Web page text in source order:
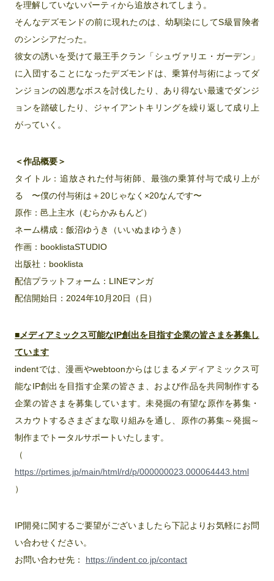
を理解していないパーティから追放されてしまう。
そんなデズモンドの前に現れたのは、幼馴染にしてS級冒険者
のシンシアだった。
彼女の誘いを受けて最王手クラン「シュヴァリエ・ガーデン」
に入団することになったデズモンドは、乗算付与術によってダ
ンジョンの凶悪なボスを討伐したり、あり得ない最速でダンジ
ョンを踏破したり、ジャイアントキリングを繰り返して成り上
がっていく。
＜作品概要＞
タイトル：追放された付与術師、最強の乗算付与で成り上が
る 〜僕の付与術は＋20じゃなく×20なんです〜
原作：邑上主水（むらかみもんど）
ネーム構成：飯沼ゆうき（いいぬまゆうき）
作画：booklistaSTUDIO
出版社：booklista
配信プラットフォーム：LINEマンガ
配信開始日：2024年10月20日（日）
■メディアミックス可能なIP創出を目指す企業の皆さまを募集し
ています
indentでは、漫画やwebtoonからはじまるメディアミックス可
能なIP創出を目指す企業の皆さま、および作品を共同制作する
企業の皆さまを募集しています。未発掘の有望な原作を募集・
スカウトするさまざまな取り組みを通し、原作の募集～発掘～
制作までトータルサポートいたします。
（
https://prtimes.jp/main/html/rd/p/000000023.000064443.html
）
IP開発に関するご要望がございましたら下記よりお気軽にお問
い合わせください。
お問い合わせ先： https://indent.co.jp/contact